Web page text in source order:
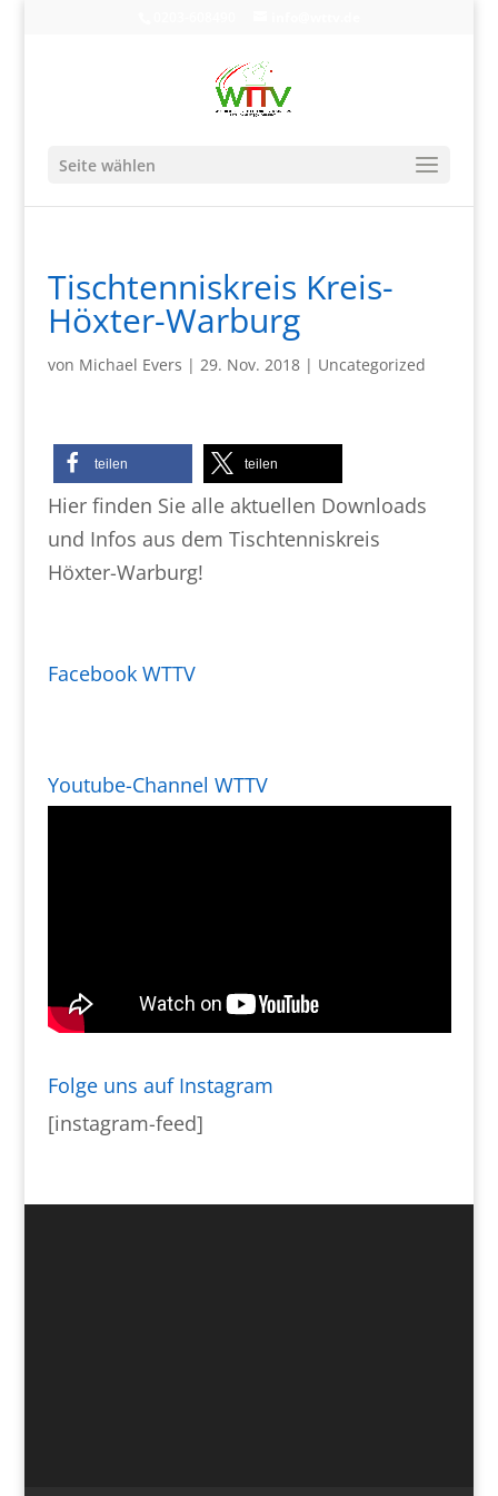
Seite wählen
Tischtenniskreis Kreis-
Höxter-Warburg
von Michael Evers | 29. Nov. 2018| Uncategorized
teilen teilen
Hier finden Sie alle aktuellen Downloads
und Infos aus dem Tischtenniskreis
Höxter-Warburg!
Facebook WTTV
Youtube-Channel WTTV
Folge uns auf Instagram
[instagram-feed]